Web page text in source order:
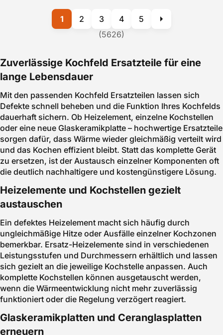
(5626)
1 2 3 4 5
Zuverlässige Kochfeld Ersatzteile für eine
lange Lebensdauer
Mit den passenden Kochfeld Ersatzteilen lassen sich
Defekte schnell beheben und die Funktion Ihres Kochfelds
dauerhaft sichern. Ob Heizelement, einzelne Kochstellen
oder eine neue Glaskeramikplatte – hochwertige Ersatzteile
sorgen dafür, dass Wärme wieder gleichmäßig verteilt wird
und das Kochen effizient bleibt. Statt das komplette Gerät
zu ersetzen, ist der Austausch einzelner Komponenten oft
die deutlich nachhaltigere und kostengünstigere Lösung.
Heizelemente und Kochstellen gezielt
austauschen
Ein defektes Heizelement macht sich häufig durch
ungleichmäßige Hitze oder Ausfälle einzelner Kochzonen
bemerkbar. Ersatz-Heizelemente sind in verschiedenen
Leistungsstufen und Durchmessern erhältlich und lassen
sich gezielt an die jeweilige Kochstelle anpassen. Auch
komplette Kochstellen können ausgetauscht werden,
wenn die Wärmeentwicklung nicht mehr zuverlässig
funktioniert oder die Regelung verzögert reagiert.
Glaskeramikplatten und Ceranglasplatten
erneuern